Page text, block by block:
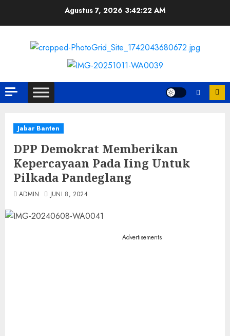
Agustus 7, 2026 3:42:23 AM
Jabar Banten
DPP Demokrat Memberikan
Kepercayaan Pada Iing Untuk
Pilkada Pandeglang
ADMIN JUNI 8, 2024
Advertisements